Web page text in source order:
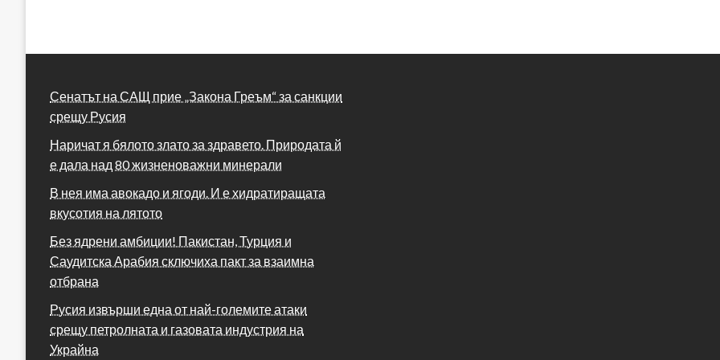
Сенатът на САЩ прие „Закона Греъм“ за санкции
срещу Русия
Наричат я бялото злато за здравето. Природата й
е дала над 80 жизненоважни минерали
В нея има авокадо и ягоди. И е хидратиращата
вкусотия на лятото
Без ядрени амбиции! Пакистан, Турция и
Саудитска Арабия сключиха пакт за взаимна
отбрана
Русия извърши една от най-големите атаки
срещу петролната и газовата индустрия на
Украйна